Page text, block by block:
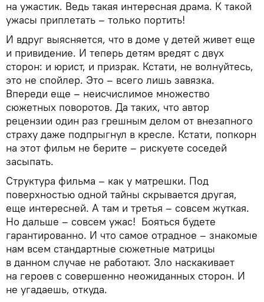
на ужастик. Ведь такая интересная драма. К такой
ужасы приплетать – только портить!
И вдруг выясняется, что в доме у детей живет еще
и привидение. И теперь детям вредят с двух
сторон: и юрист, и призрак. Кстати, не волнуйтесь,
это не спойлер. Это – всего лишь завязка.
Впереди еще – неисчислимое множество
сюжетных поворотов. Да таких, что автор
рецензии один раз грешным делом от внезапного
страху даже подпрыгнул в кресле. Кстати, попкорн
на этот фильм не берите – рискуете соседей
засыпать.
Структура фильма – как у матрешки. Под
поверхностью одной тайны скрывается другая,
еще интересней. А там и третья – совсем жуткая.
Но дальше – совсем ужас! Бояться будете
гарантированно. И что самое отрадное – знакомые
нам всем стандартные сюжетные матрицы
в данном случае не работают. Зло наскакивает
на героев с совершенно неожиданных сторон. И
не угадаешь, откуда.